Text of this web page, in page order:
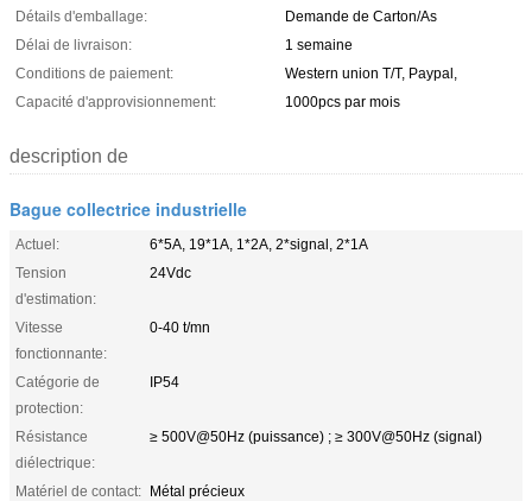
Détails d'emballage:
Demande de Carton/As
Délai de livraison:
1 semaine
Conditions de paiement:
Western union T/T, Paypal,
Capacité d'approvisionnement:
1000pcs par mois
description de
Bague collectrice industrielle
Actuel:
6*5A, 19*1A, 1*2A, 2*signal, 2*1A
Tension
d'estimation:
24Vdc
Vitesse
fonctionnante:
0-40 t/mn
Catégorie de
protection:
IP54
Résistance
diélectrique:
≥ 500V@50Hz (puissance) ; ≥ 300V@50Hz (signal)
Matériel de contact: Métal précieux